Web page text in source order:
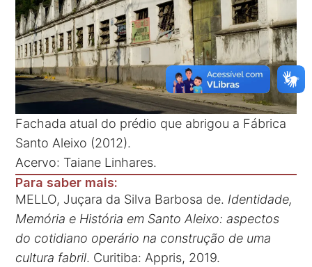
Fachada atual do prédio que abrigou a Fábrica
Santo Aleixo (2012).
Acervo: Taiane Linhares.
Para saber mais:
MELLO, Juçara da Silva Barbosa de. Identidade,
Memória e História em Santo Aleixo: aspectos
do cotidiano operário na construção de uma
cultura fabril. Curitiba: Appris, 2019.